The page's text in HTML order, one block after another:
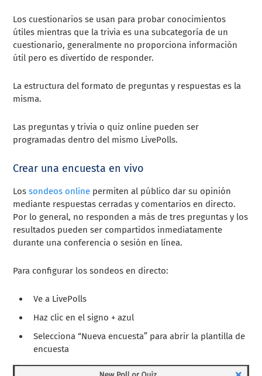
Los cuestionarios se usan para probar conocimientos
útiles mientras que la trivia es una subcategoría de un
cuestionario, generalmente no proporciona información
útil pero es divertido de responder.
La estructura del formato de preguntas y respuestas es la
misma.
Las preguntas y trivia o quiz online pueden ser
programadas dentro del mismo LivePolls.
Crear una encuesta en vivo
Lossondeos online permiten al público dar su opinión
mediante respuestas cerradas y comentarios en directo.
Por lo general, no responden a más de tres preguntas y los
resultados pueden ser compartidos inmediatamente
durante una conferencia o sesión en línea.
Para configurar los sondeos en directo:
Ve a LivePolls
Haz clic en el signo + azul
Selecciona “Nueva encuesta” para abrir la plantilla de
encuesta